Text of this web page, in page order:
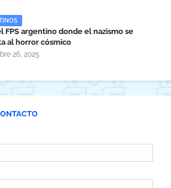
FPS argentino donde el nazismo se
al horror cósmico
26, 2025